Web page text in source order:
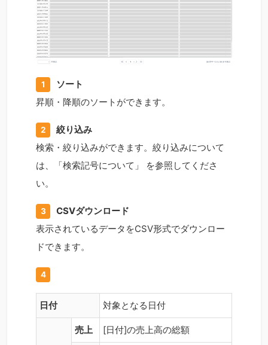
1
ソート
昇順・降順のソートができます。
2
絞り込み
検索・絞り込みができます。絞り込みについて
は、「検索記号について」 を参照してくださ
い。
3
CSVダウンロード
表示されているデータをCSV形式でダウンロー
ドできます。
4
日付 対象となる日付
売上 [日付]の売上高の総額